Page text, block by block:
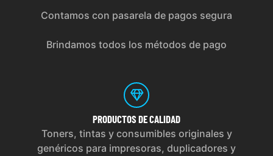
Contamos con pasarela de pagos segura
Brindamos todos los métodos de pago
PRODUCTOS DE CALIDAD
Toners, tintas y consumibles originales y
genéricos para impresoras, duplicadores y